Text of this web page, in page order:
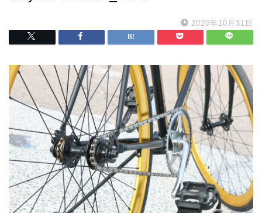
2020年10月31日